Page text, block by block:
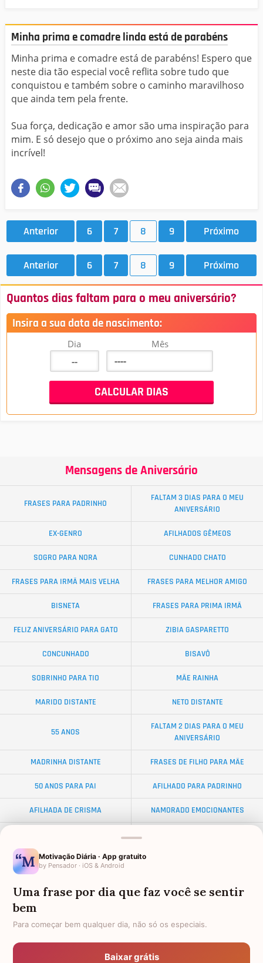
Minha prima e comadre linda está de parabéns
Minha prima e comadre está de parabéns! Espero que
neste dia tão especial você reflita sobre tudo que
conquistou e também sobre o caminho maravilhoso
que ainda tem pela frente.
Sua força, dedicação e amor são uma inspiração para
mim. E só desejo que o próximo ano seja ainda mais
incrível!
Anterior 6 7 8 9 Próximo
Anterior 6 7 8 9 Próximo
Quantos dias faltam para o meu aniversário?
Insira a sua data de nascimento:
Dia Mês
Mensagens de Aniversário
FRASES PARA PADRINHO
FALTAM 3 DIAS PARA O MEU
ANIVERSÁRIO
EX-GENRO AFILHADOS GÊMEOS
SOGRO PARA NORA CUNHADO CHATO
FRASES PARA IRMÃ MAIS VELHA FRASES PARA MELHOR AMIGO
BISNETA FRASES PARA PRIMA IRMÃ
FELIZ ANIVERSÁRIO PARA GATO ZIBIA GASPARETTO
CONCUNHADO BISAVÔ
SOBRINHO PARA TIO MÃE RAINHA
MARIDO DISTANTE NETO DISTANTE
55 ANOS
FALTAM 2 DIAS PARA O MEU
ANIVERSÁRIO
MADRINHA DISTANTE FRASES DE FILHO PARA MÃE
50 ANOS PARA PAI AFILHADO PARA PADRINHO
AFILHADA DE CRISMA NAMORADO EMOCIONANTES
EX-SOGRO
FRASES DE ANIVERSÁRIO PARA
MELHOR AMIGA
Motivação Diária · App gratuito
by Pensador · iOS & Android
Uma frase por dia que faz você se sentir
bem
Para começar bem qualquer dia, não só os especiais.
Baixar grátis